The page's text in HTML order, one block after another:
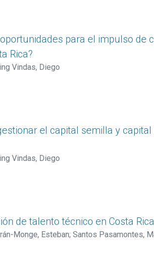
para el impulso de
Rica?
Vindas, Diego
el capital semilla y
Vindas, Diego
de talento técnico en Costa Rica
Monge, Esteban; Santos Pasamontes,